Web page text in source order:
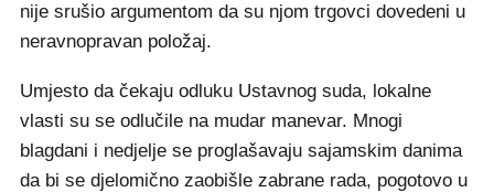
nije srušio argumentom da su njom trgovci dovedeni u
neravnopravan položaj.
Umjesto da čekaju odluku Ustavnog suda, lokalne
vlasti su se odlučile na mudar manevar. Mnogi
blagdani i nedjelje se proglašavaju sajamskim danima
da bi se djelomično zaobišle zabrane rada, pogotovo u